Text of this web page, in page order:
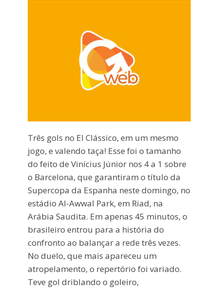
Três gols no El Clássico, em um mesmo
jogo, e valendo taça! Esse foi o tamanho
do feito de Vinícius Júnior nos 4 a 1 sobre
o Barcelona, que garantiram o título da
Supercopa da Espanha neste domingo, no
estádio Al-Awwal Park, em Riad, na
Arábia Saudita. Em apenas 45 minutos, o
brasileiro entrou para a história do
confronto ao balançar a rede três vezes.
No duelo, que mais apareceu um
atropelamento, o repertório foi variado.
Teve gol driblando o goleiro,